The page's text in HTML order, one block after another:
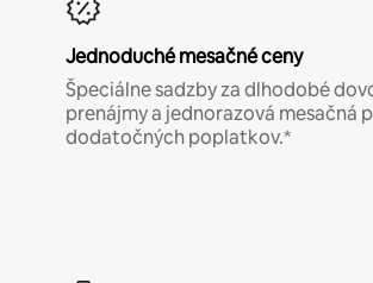
Jednoduché mesačné ceny
Špeciálne sadzby za dlhodobé
prenájmy a jednorazová mesačná
dodatočných poplatkov.*